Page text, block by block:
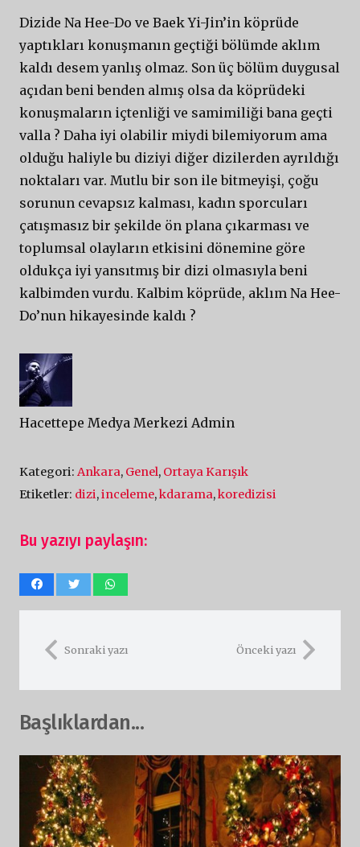
Dizide Na Hee-Do ve Baek Yi-Jin’in köprüde
yaptıkları konuşmanın geçtiği bölümde aklım
kaldı desem yanlış olmaz. Son üç bölüm duygusal
açıdan beni benden almış olsa da köprüdeki
konuşmaların içtenliği ve samimiliği bana geçti
valla ? Daha iyi olabilir miydi bilemiyorum ama
olduğu haliyle bu diziyi diğer dizilerden ayrıldığı
noktaları var. Mutlu bir son ile bitmeyişi, çoğu
sorunun cevapsız kalması, kadın sporcuları
çatışmasız bir şekilde ön plana çıkarması ve
toplumsal olayların etkisini dönemine göre
oldukça iyi yansıtmış bir dizi olmasıyla beni
kalbimden vurdu. Kalbim köprüde, aklım Na Hee-
Do’nun hikayesinde kaldı ?
Hacettepe Medya Merkezi Admin
Kategori: Ankara, Genel, Ortaya Karışık
Etiketler: dizi,inceleme,kdarama,koredizisi
Bu yazıyı paylaşın:
Sonraki yazı Önceki yazı
Başlıklardan...